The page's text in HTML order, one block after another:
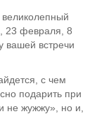
23 февраля, 8
вашей встречи
с чем
подарить при
не жужжу», но и,